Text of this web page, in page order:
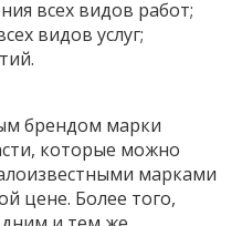
всех видов работ;
видов услуг;
брендом марки
которые можно
марками
цене. Более того,